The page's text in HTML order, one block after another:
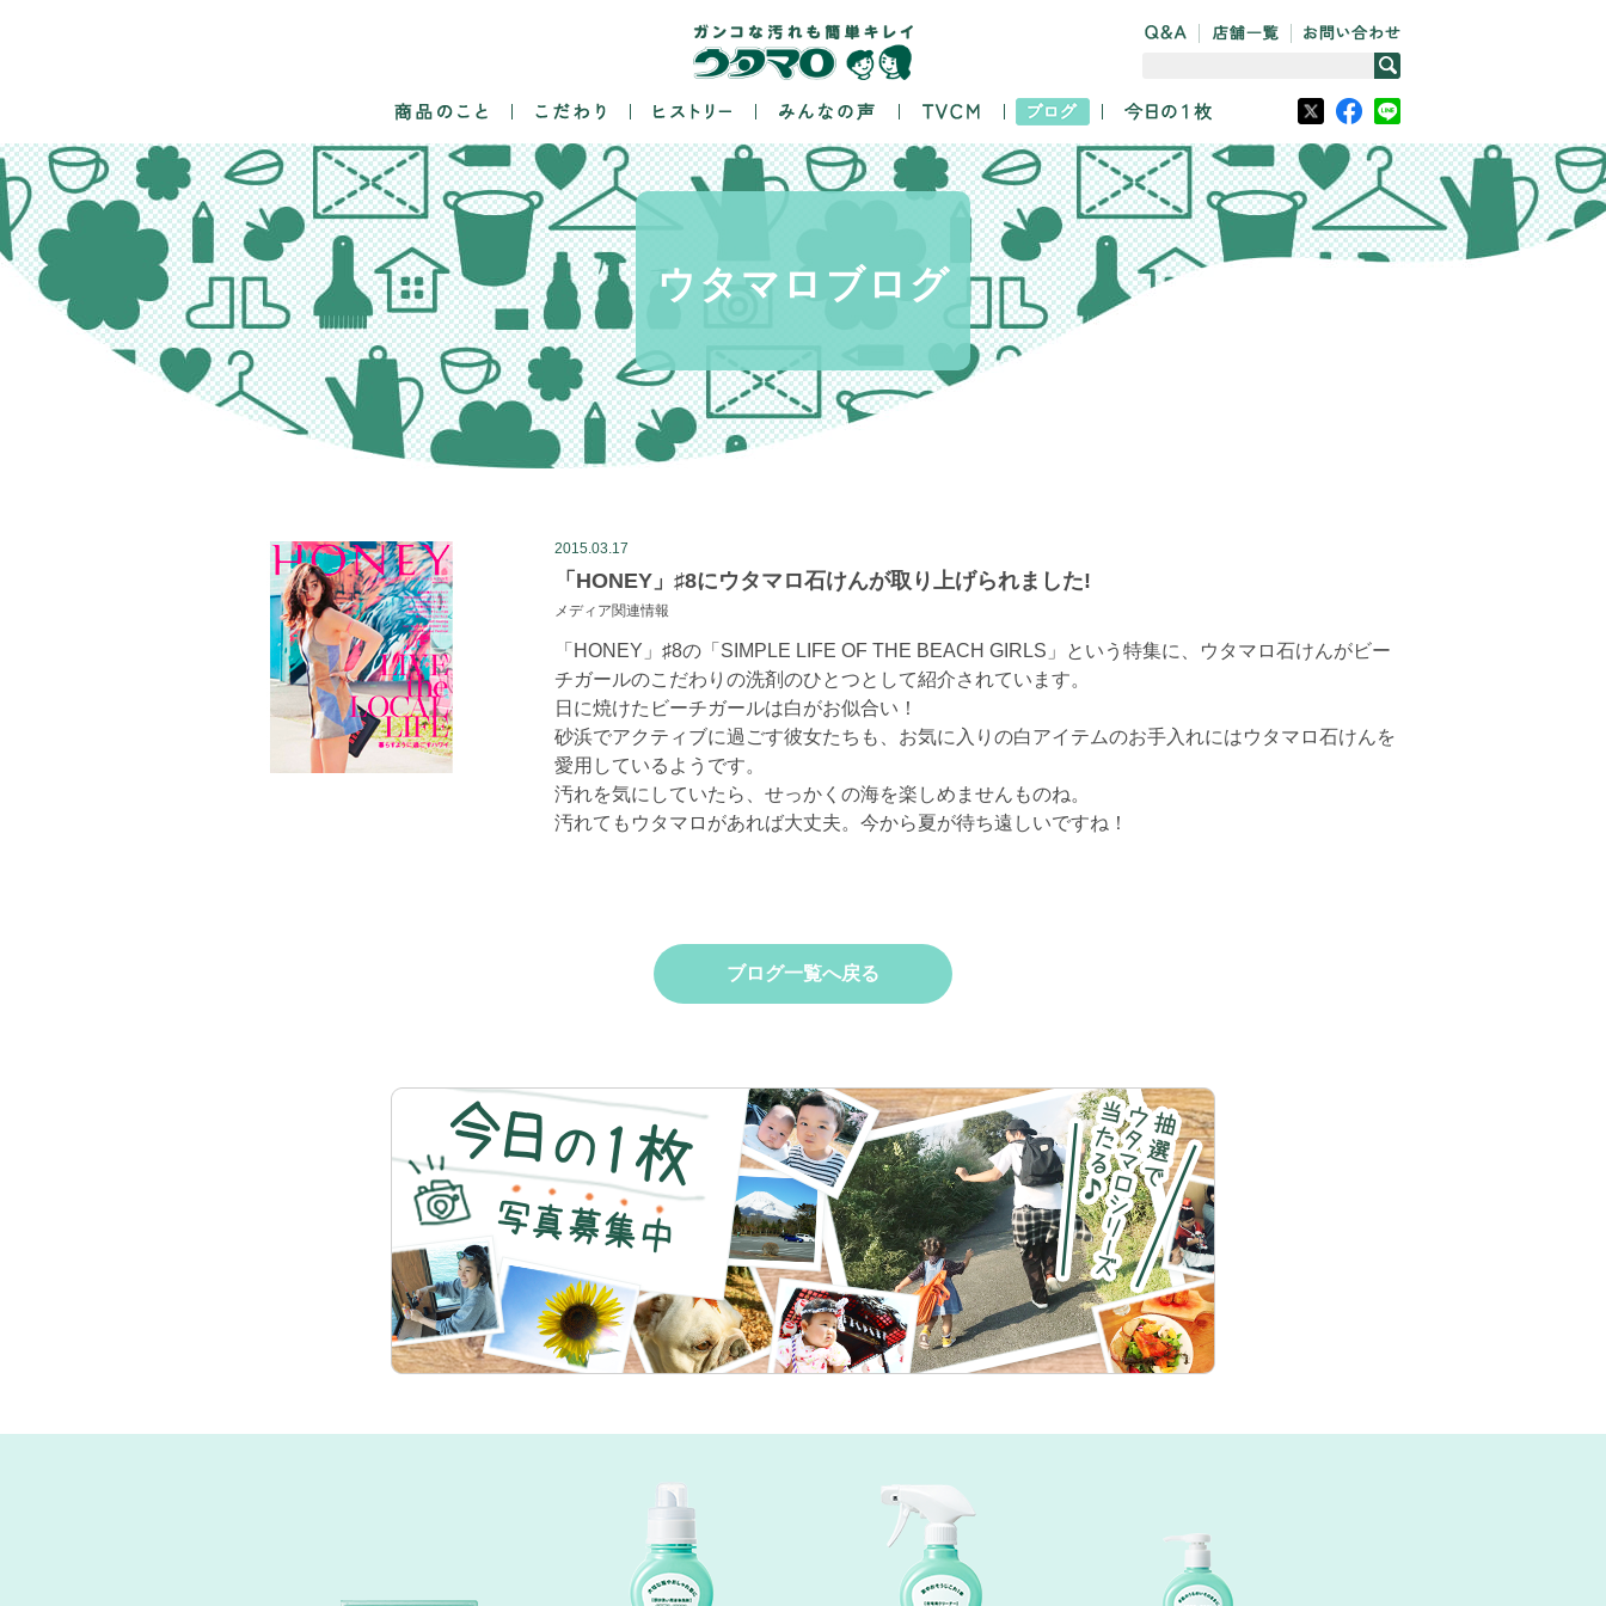
ウタマロ ブログ
2015.03.17
「HONEY」♯8にウタマロ石けんが取り上げられました!
メディア関連情報
「HONEY」♯8の「SIMPLE LIFE OF THE BEACH GIRLS」という特集に、ウタマロ石けんがビー
チガールのこだわりの洗剤のひとつとして紹介されています。
日に焼けたビーチガールは白がお似合い！
砂浜でアクティブに過ごす彼女たちも、お気に入りの白アイテムのお手入れにはウタマロ石けんを
愛用しているようです。
汚れを気にしていたら、せっかくの海を楽しめませんものね。
汚れてもウタマロがあれば大丈夫。今から夏が待ち遠しいですね！
ブログ一覧へ戻る